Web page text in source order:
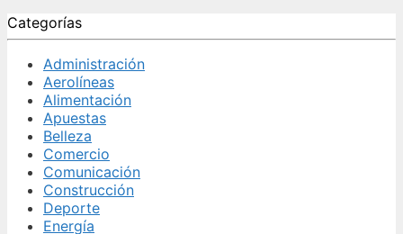
Categorías
Administración
Aerolíneas
Alimentación
Apuestas
Belleza
Comercio
Comunicación
Construcción
Deporte
Energía